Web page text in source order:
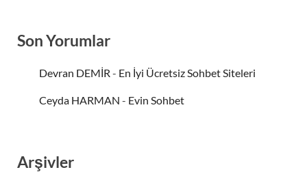
Son Yorumlar
Devran DEMİR - En İyi Ücretsiz Sohbet Siteleri
Ceyda HARMAN - Evin Sohbet
Arşivler